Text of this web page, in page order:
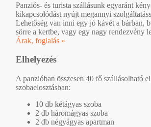
Panziós- és turista szállásunk egyaránt
kikapcsolódást nyújt megannyi
Lehetőség van inni egy jó kávét a bárban,
sörre a kertbe, vagy egy nagy rendezvény
Árak, foglalás »
Elhelyezés
A panzióban összesen 40 fő szállásolható
szobaelosztásban:
10 db kétágyas szoba
2 db háromágyas szoba
2 db négyágyas apartman